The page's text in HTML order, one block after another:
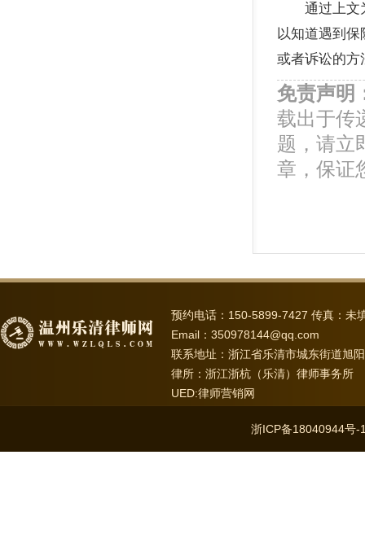
通过上文
以知道遇到保
或者诉讼的方
免责声明
载出于传
题，请立
章，保证
预约电话：150-5899-7427 传真：未
Email：350978144@qq.com
联系地址：浙江省乐清市城东街道旭
律所：浙江浙杭（乐清）律师事务所
UED:律师营销网
浙ICP备18040944号-